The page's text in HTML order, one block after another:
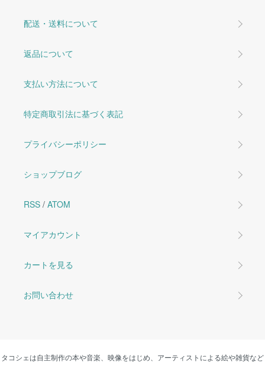
配送・送料について
返品について
支払い方法について
特定商取引法に基づく表記
プライバシーポリシー
ショップブログ
RSS / ATOM
マイアカウント
カートを見る
お問い合わせ
タコシェは自主制作の本や音楽、映像をはじめ、アーティストによる絵や雑貨など